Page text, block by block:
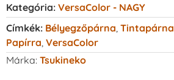
Kategória: VersaColor - NAGY
Címkék: Bélyegzőpárna Tintapárna
Papírra VersaColor
Márka: Tsukineko